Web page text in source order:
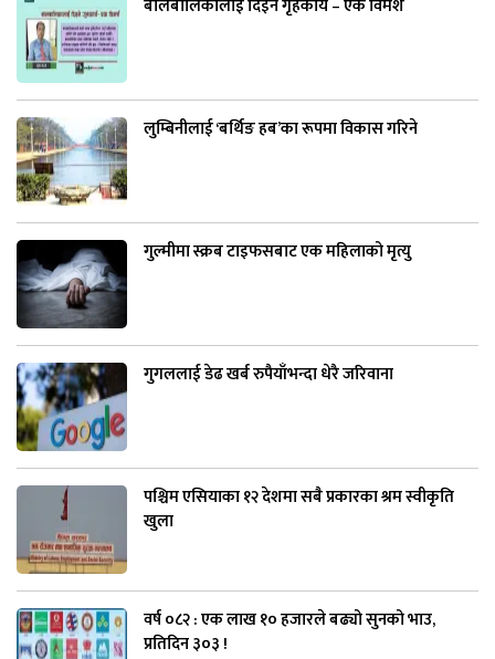
बालबालिकालाई दिइने गृहकार्य – एक विमर्श
लुम्बिनीलाई ‘बर्थिङ हब’का रूपमा विकास गरिने
गुल्मीमा स्क्रब टाइफसबाट एक महिलाको मृत्यु
गुगललाई डेढ खर्ब रुपैयाँभन्दा धेरै जरिवाना
पश्चिम एसियाका १२ देशमा सबै प्रकारका श्रम स्वीकृति
खुला
वर्ष ०८२ : एक लाख १० हजारले बढ्यो सुनको भाउ,
प्रतिदिन ३०३ !